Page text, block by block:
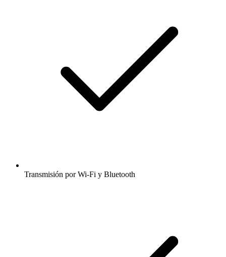
Transmisión por Wi-Fi y Bluetooth